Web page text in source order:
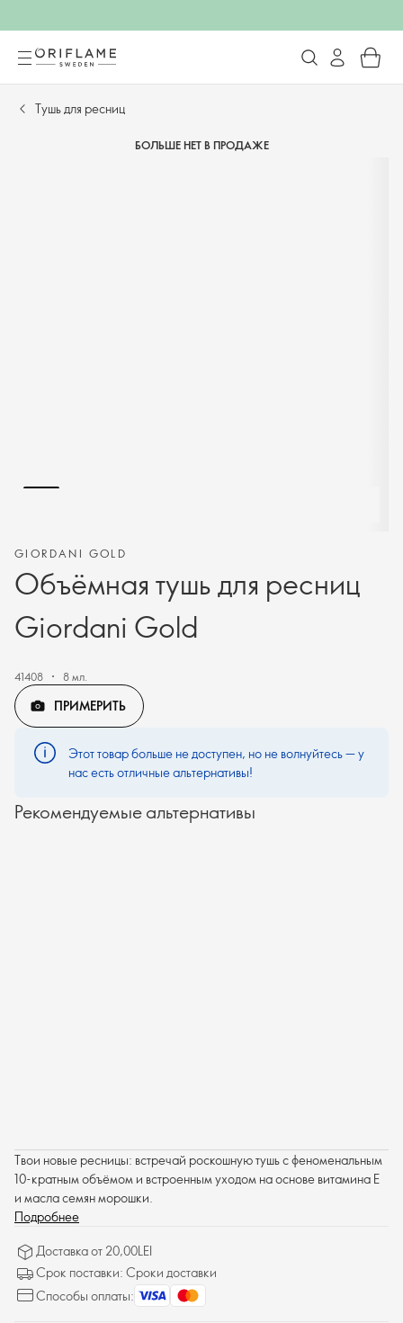
Тушь для ресниц
БОЛЬШЕ НЕТ В ПРОДАЖЕ
GIORDANI GOLD
Объёмная тушь для ресниц
Giordani Gold
41408 8 мл.
ПРИМЕРИТЬ
Этот товар больше не доступен, но не волнуйтесь — у
нас есть отличные альтернативы!
Рекомендуемые альтернативы
Твои новые ресницы: встречай роскошную тушь с феноменальным
10-кратным объёмом и встроенным уходом на основе витамина Е
и масла семян морошки.
Подробнее
Доставка от 20,00LEI
Срок поставки: Сроки доставки
Способы оплаты: